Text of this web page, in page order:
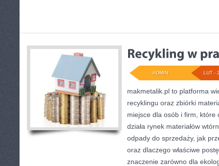
LUT -
ADMIN
makmetalik.pl to platforma
recyklingu oraz zbiórki
miejsce dla osób i firm, które
działa rynek materiałów
odpady do sprzedaży, jak
oraz dlaczego właściwe
znaczenie zarówno dla